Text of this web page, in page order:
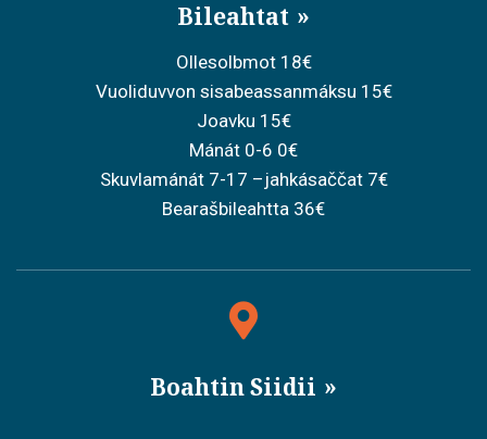
Bileahtat
Ollesolbmot 18€
Vuoliduvvon sisabeassanmáksu 15€
Joavku 15€
Mánát 0-6 0€
Skuvlamánát 7-17 –jahkásaččat 7€
Bearašbileahtta 36€
Boahtin Siidii